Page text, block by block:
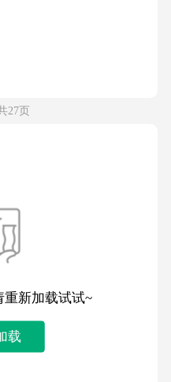
27页
新加载试试~
载